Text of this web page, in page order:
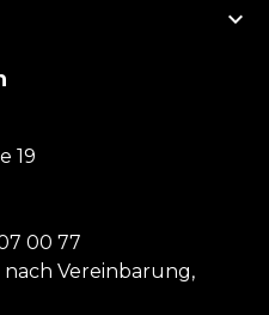

19
00 77
Vereinbarung,